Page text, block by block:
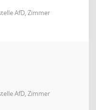
AfD, Zimmer
AfD, Zimmer